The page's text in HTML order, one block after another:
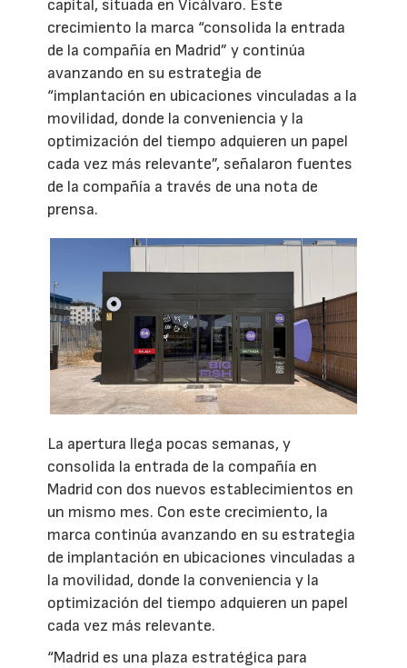
capital, situada en Vicálvaro. Este
crecimiento la marca “consolida la entrada
de la compañía en Madrid” y continúa
avanzando en su estrategia de
“implantación en ubicaciones vinculadas a la
movilidad, donde la conveniencia y la
optimización del tiempo adquieren un papel
cada vez más relevante”, señalaron fuentes
de la compañía a través de una nota de
prensa.
La apertura llega pocas semanas, y
consolida la entrada de la compañía en
Madrid con dos nuevos establecimientos en
un mismo mes. Con este crecimiento, la
marca continúa avanzando en su estrategia
de implantación en ubicaciones vinculadas a
la movilidad, donde la conveniencia y la
optimización del tiempo adquieren un papel
cada vez más relevante.
“Madrid es una plaza estratégica para